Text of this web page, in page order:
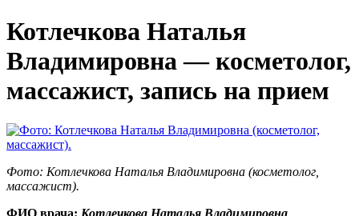
Котлечкова Наталья
Владимировна — косметолог,
массажист, запись на прием
Фото: Котлечкова Наталья Владимировна (косметолог,
массажист).
ФИО врача: Котлечкова Наталья Владимировна